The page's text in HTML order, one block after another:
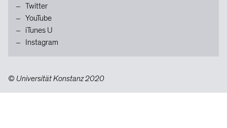
Twitter
YouTube
iTunes U
Instagram
© Universität Konstanz 2020